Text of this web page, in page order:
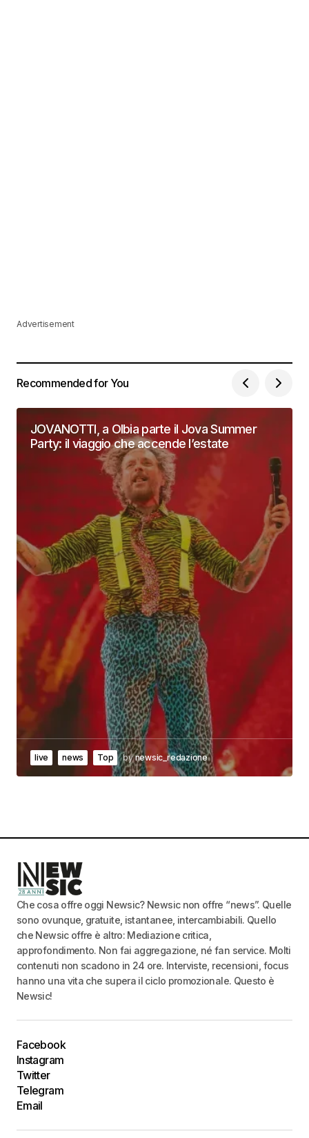
Advertisement
Recommended for You
JOVANOTTI, a Olbia parte il Jova Summer
Party: il viaggio che accende l’estate
live news Top bynewsic_redazione
Che cosa offre oggi Newsic? Newsic non offre “news”. Quelle
sono ovunque, gratuite, istantanee, intercambiabili. Quello
che Newsic offre è altro: Mediazione critica,
approfondimento. Non fai aggregazione, né fan service. Molti
contenuti non scadono in 24 ore. Interviste, recensioni, focus
hanno una vita che supera il ciclo promozionale. Questo è
Newsic!
Facebook
Instagram
Twitter
Telegram
Email